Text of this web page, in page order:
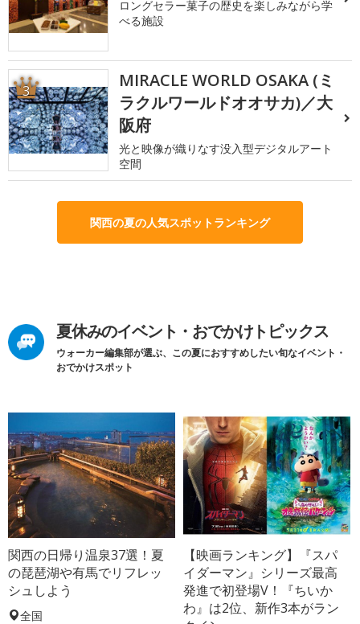
ロングセラー菓子の歴史を楽しみながら学
べる施設
3
MIRACLE WORLD OSAKA (ミ
ラクルワールドオオサカ)／大
阪府
光と映像が織りなす没入型デジタルアート
空間
関西の夏の人気スポットランキング
夏休みのイベント・おでかけトピックス
ウォーカー編集部が選ぶ、この夏におすすめしたい旬なイベント・
おでかけスポット
関西の日帰り温泉37選！夏
の琵琶湖や有馬でリフレッ
シュしよう
全国
【映画ランキング】『スパ
イダーマン』シリーズ最高
発進で初登場V！『ちいか
わ』は2位、新作3本がラン